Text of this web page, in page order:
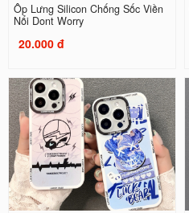
Ốp Lưng Silicon Chống Sốc Viền
Nổi Dont Worry
20.000 đ